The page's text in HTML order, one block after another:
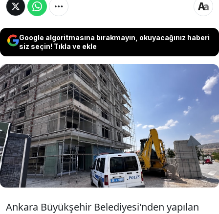
Google algoritmasına bırakmayın, okuyacağınız haberi
siz seçin! Tıkla ve ekle
Ankara Büyükşehir Belediyesi (ABB), 23
Temmuz'da Sincan ilçesinde 13 yaşındaki kız
çocuğunun asansör boşluğuna düşerek
hayatını kaybetmesine ilişkin, olaya müdahale
eden itfaiye personeli hakkında adli ve idari
soruşturma başlatıldığını bildirdi.
Ankara Büyükşehir Belediyesi'nden yapılan